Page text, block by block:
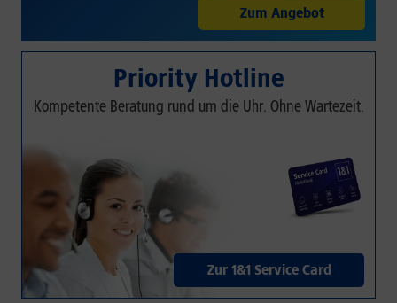
Zum Angebot
Priority Hotline
Kompetente Beratung rund um die Uhr. Ohne Wartezeit.
Zur 1&1 Service Card